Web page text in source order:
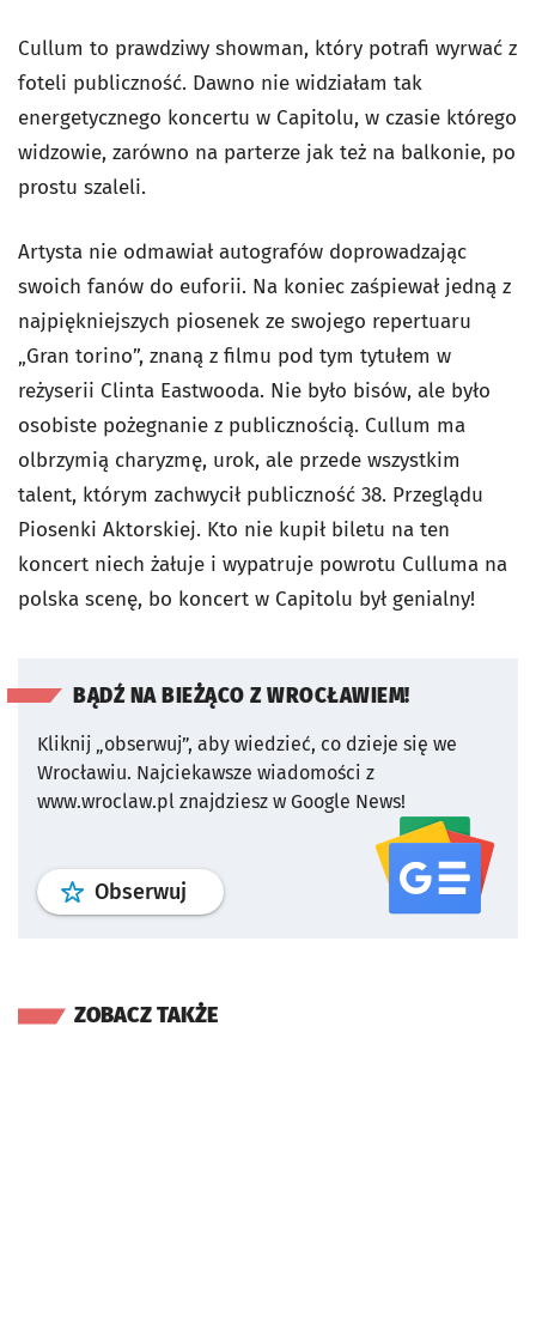
Cullum to prawdziwy showman, który potrafi wyrwać z
foteli publiczność. Dawno nie widziałam tak
energetycznego koncertu w Capitolu, w czasie którego
widzowie, zarówno na parterze jak też na balkonie, po
prostu szaleli.
Artysta nie odmawiał autografów doprowadzając
swoich fanów do euforii. Na koniec zaśpiewał jedną z
najpiękniejszych piosenek ze swojego repertuaru
„Gran torino”, znaną z filmu pod tym tytułem w
reżyserii Clinta Eastwooda. Nie było bisów, ale było
osobiste pożegnanie z publicznością. Cullum ma
olbrzymią charyzmę, urok, ale przede wszystkim
talent, którym zachwycił publiczność 38. Przeglądu
Piosenki Aktorskiej. Kto nie kupił biletu na ten
koncert niech żałuje i wypatruje powrotu Culluma na
polska scenę, bo koncert w Capitolu był genialny!
BĄDŹ NA BIEŻĄCO Z WROCŁAWIEM!
Kliknij „obserwuj”, aby wiedzieć, co dzieje się we
Wrocławiu. Najciekawsze wiadomości z
www.wroclaw.pl znajdziesz w Google News!
Obserwuj profil serwisu
ZOBACZ TAKŻE